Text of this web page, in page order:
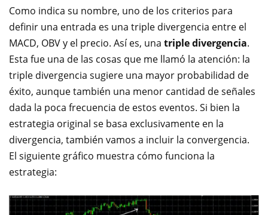
Como indica su nombre, uno de los criterios para
definir una entrada es una triple divergencia entre el
MACD, OBV y el precio. Así es, una triple divergencia.
Esta fue una de las cosas que me llamó la atención: la
triple divergencia sugiere una mayor probabilidad de
éxito, aunque también una menor cantidad de señales
dada la poca frecuencia de estos eventos. Si bien la
estrategia original se basa exclusivamente en la
divergencia, también vamos a incluir la convergencia.
El siguiente gráfico muestra cómo funciona la
estrategia: